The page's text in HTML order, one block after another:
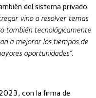
del sistema privado.
vino a resolver temas
también tecnológicamente
a mejorar los tiempos de
oportunidades”.
con la firma de